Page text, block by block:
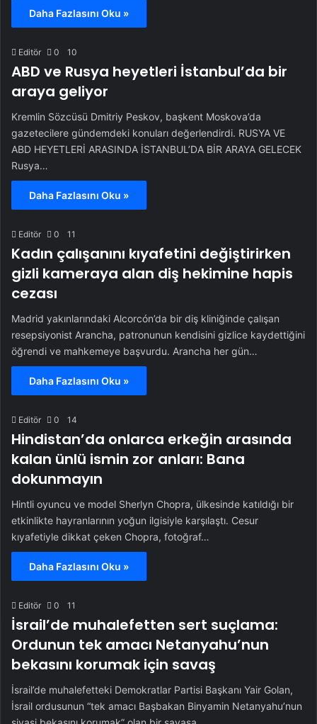
Daha Fazlasını Oku »
Editör 0 10
ABD ve Rusya heyetleri İstanbul’da bir
araya geliyor
Kremlin Sözcüsü Dmitriy Peskov, başkent Moskova’da
gazetecilere gündemdeki konuları değerlendirdi. RUSYA VE
ABD HEYETLERİ ARASINDA İSTANBUL’DA BİR ARAYA GELECEK
Rusya…
Daha Fazlasını Oku »
Editör 0 11
Kadın çalışanını kıyafetini değiştirirken
gizli kameraya alan diş hekimine hapis
cezası
Madrid yakınlarındaki Alcorcón’da bir diş kliniğinde çalışan
resepsiyonist Arancha, patronunun kendisini gizlice kaydettiğini
öğrendi ve mahkemeye başvurdu. Arancha her gün…
Daha Fazlasını Oku »
Editör 0 14
Hindistan’da onlarca erkeğin arasında
kalan ünlü ismin zor anları: Bana
dokunmayın
Hintli oyuncu ve model Sherlyn Chopra, ülkesinde katıldığı bir
etkinlikte hayranlarının yoğun ilgisiyle karşılaştı. Cesur
kıyafetiyle dikkat çeken Chopra, fotoğraf…
Daha Fazlasını Oku »
Editör 0 11
İsrail’de muhalefetten sert suçlama:
Ordunun tek amacı Netanyahu’nun
bekasını korumak için savaş
İsrail’de muhalefetteki Demokratlar Partisi Başkanı Yair Golan,
İsrail ordusunun “tek amacı Başbakan Binyamin Netanyahu’nun